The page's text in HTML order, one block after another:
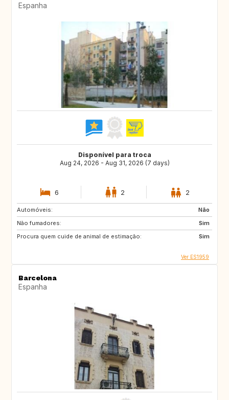
Espanha
Disponível para troca
Aug 24, 2026 - Aug 31, 2026 (7 days)
6 2 2
Automóveis:
Não
Não fumadores:
Sim
Procura quem cuide de animal de estimação:
Sim
Ver ES1959
Barcelona
Espanha